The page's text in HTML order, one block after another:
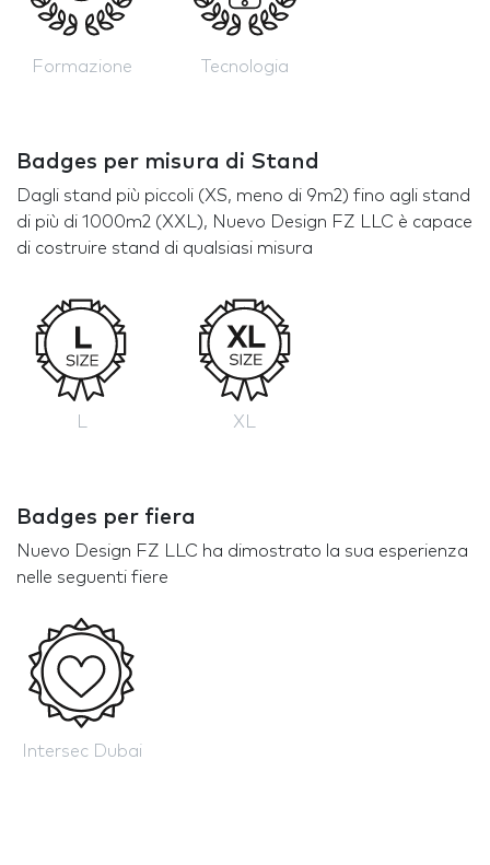
Formazione Tecnologia
Badges per misura di Stand
Dagli stand più piccoli (XS, meno di 9m2) fino agli stand
di più di 1000m2 (XXL), Nuevo Design FZ LLC è capace
di costruire stand di qualsiasi misura
XL
Badges per fiera
Nuevo Design FZ LLC ha dimostrato la sua esperienza
nelle seguenti fiere
Intersec Dubai